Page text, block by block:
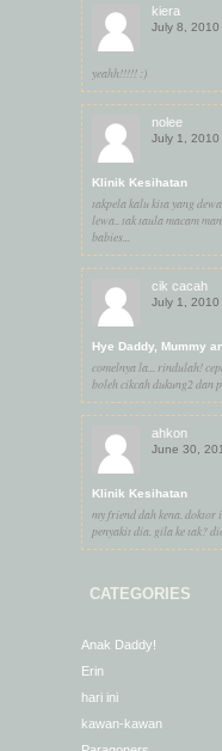
kiera
July 8, 2010
yeahh!!!!! :)
nolee
July 1, 2010
Klinik Kesihatan
takpela kalu kita yang
lewa.. tak taula macam
babies...
cik cacah
July 1, 2010
Hye Daddy, Mummy
comelnya la... rindulah!
boleh cikcah dukung2 dan
ahkon
June 30,
Klinik Kesihatan
my friend dah kena. doktor
penyakit dia. gila ke tak?
CATEGORIES
Anak Daddy!
Erin
hari ini
kawan-kawan